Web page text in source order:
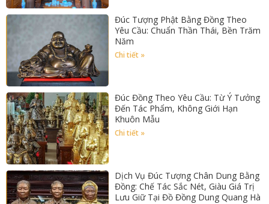
Đúc Tượng Phật Bằng Đồng Theo
Yêu Cầu: Chuẩn Thần Thái, Bền Trăm
Năm
Chi tiết »
Đúc Đồng Theo Yêu Cầu: Từ Ý Tưởng
Đến Tác Phẩm, Không Giới Hạn
Khuôn Mẫu
Chi tiết »
Dịch Vụ Đúc Tượng Chân Dung Bằng
Đồng: Chế Tác Sắc Nét, Giàu Giá Trị
Lưu Giữ Tại Đồ Đồng Dung Quang Hà